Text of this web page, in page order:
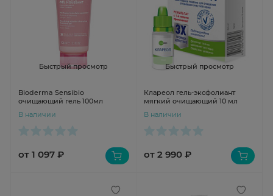
Быстрый просмотр
Bioderma Sensibio
очищающий гель 100мл
В наличии
от 1 097 ₽
Быстрый просмотр
Клареол гель-эксфолиант
мягкий очищающий 10 мл
В наличии
от 2 990 ₽